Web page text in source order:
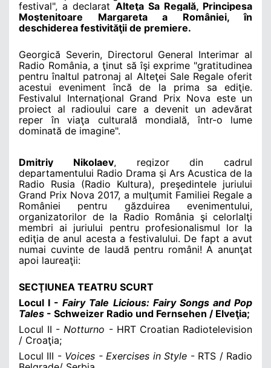
festival", a declarat Alteţa Sa Regală, Principesa
Moştenitoare Margareta a României, în
deschiderea festivităţii de premiere.
Georgică Severin, Directorul General Interimar al
Radio România, a ţinut să îşi exprime "gratitudinea
pentru înaltul patronaj al Alteţei Sale Regale oferit
acestui eveniment încă de la prima sa ediţie.
Festivalul Internaţional Grand Prix Nova este un
proiect al radioului care a devenit un adevărat
reper în viaţa culturală mondială, într-o lume
dominată de imagine".
Dmitriy Nikolaev, regizor din cadrul
departamentului Radio Drama şi Ars Acustica de la
Radio Rusia (Radio Kultura), preşedintele juriului
Grand Prix Nova 2017, a mulţumit Familiei Regale a
României pentru găzduirea evenimentului,
organizatorilor de la Radio România şi celorlalţi
membri ai juriului pentru profesionalismul lor la
ediţia de anul acesta a festivalului. De fapt a avut
numai cuvinte de laudă pentru români! A anunţat
apoi laureaţii:
SECŢIUNEA TEATRU SCURT
Locul I -Fairy Tale Licious: Fairy Songs and Pop
Tales - Schweizer Radio und Fernsehen / Elveţia;
Locul II - Notturno - HRT Croatian Radiotelevision
/ Croaţia;
Locul III - Voices - Exercises in Style - RTS / Radio